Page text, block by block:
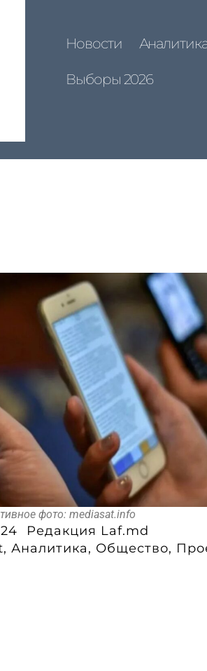
Новости
Выборы 2026
фото: mediasat.info
Редакция Laf.md
,Аналитика, Общество,